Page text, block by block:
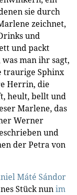
sie durch
zeichnet,
und
und packt
man ihr sagt,
traurige Sphinx
Herrin, die
heult, bellt und
Marlene, das
Werner
und
der Petra von
Máté Sándor
Stück nunim